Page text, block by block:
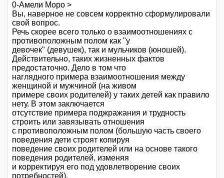
0-Амели Моро >
Вы, наверное не совсем корректно сформулировали
свой вопрос.
Речь скорее всего только о взаимоотношениях с
противоположным полом как "у
девочек" (девушек), так и мульчиков (юношей).
Действительно, таких жизненных фактов
предостаточно. Дело в том что
наглядного примера взаимоотношения между
женщиной и мужчиной (на живом
примере своих родителей) у таких детей как правило
нету. В этом заключается
отсутствие примера поджражания и трудность
строить или завязывать отношения
с противоположным полом (большую часть своего
поведения дети строят копируя
поведение своих родителей или на основе такого
поведения родителей, изменяя
и корректируя его под удовлетворение своих
потребностей).